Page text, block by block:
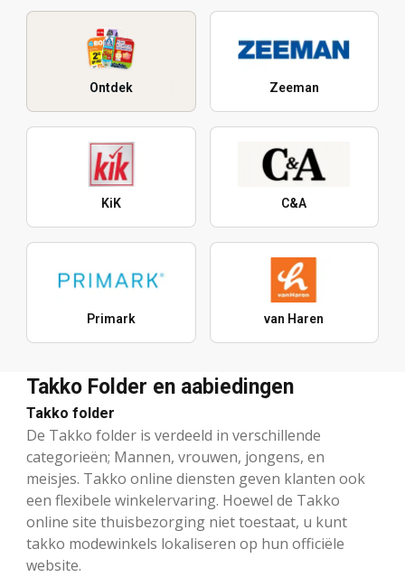
Ontdek Zeeman
KiK C&A
Primark van Haren
Takko Folder en aabiedingen
Takko folder
De Takko folder is verdeeld in verschillende
categorieën; Mannen, vrouwen, jongens, en
meisjes. Takko online diensten geven klanten ook
een flexibele winkelervaring. Hoewel de Takko
online site thuisbezorging niet toestaat, u kunt
takko modewinkels lokaliseren op hun officiële
website.